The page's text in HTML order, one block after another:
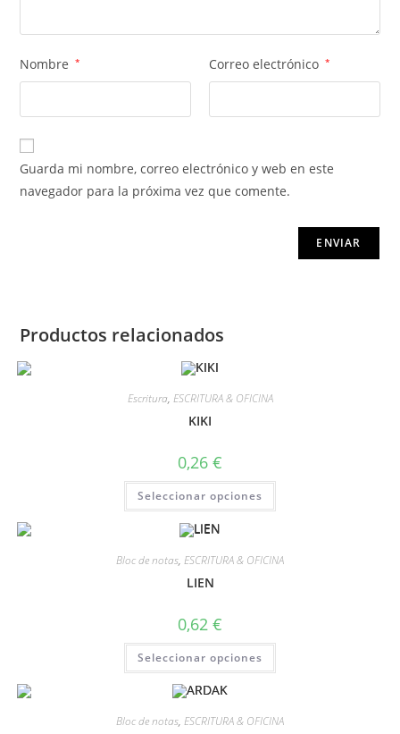
Nombre * Correo electrónico *
Guarda mi nombre, correo electrónico y web en este
navegador para la próxima vez que comente.
Productos relacionados
Escritura, ESCRITURA & OFICINA
KIKI
0,26 €
Seleccionar opciones
Bloc de notas, ESCRITURA & OFICINA
LIEN
0,62 €
Seleccionar opciones
Bloc de notas, ESCRITURA & OFICINA